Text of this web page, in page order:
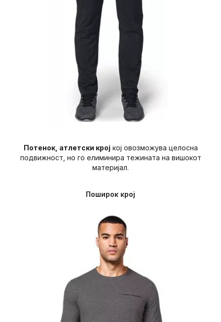
Потенок, атлетски крој кој овозможува целосна
подвижност, но го елиминира тежината на вишокот
материјал.
Поширок крој